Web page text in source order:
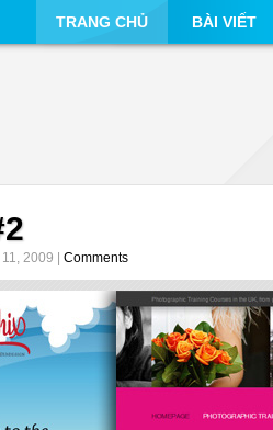
TRANG CHỦ BÀI VIẾT
2009 | Comments